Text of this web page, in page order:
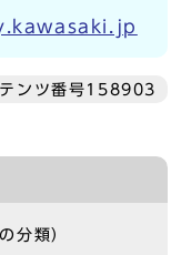
テンツ番号158903
分類）